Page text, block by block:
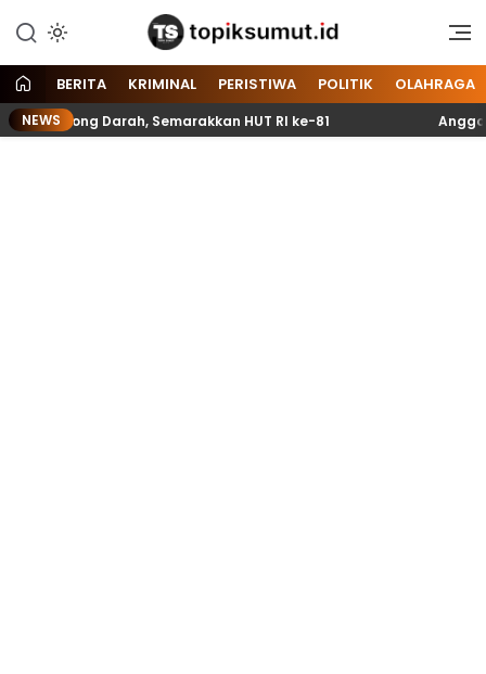
Topik Sumut
Memberitakan Seputar
dan Nasional
BERITA KRIMINAL PERISTIWA POLITIK OLAHRAGA
NEWS
Darah, Semarakkan HUT RI ke-81 Anggota